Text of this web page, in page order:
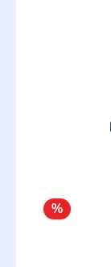
%